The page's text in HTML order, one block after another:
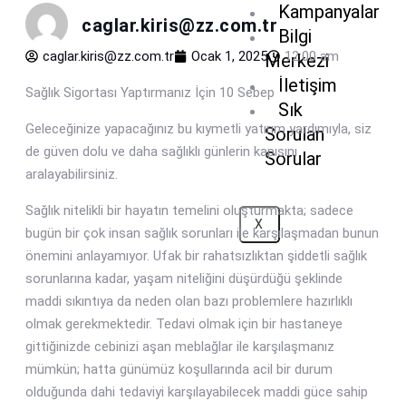
Kampanyalar
Bilgi
Merkezi
İletişim
Sık
Sorulan
Sorular
X
caglar.kiris@zz.com.tr
caglar.kiris@zz.com.tr Ocak 1, 2025 12:00 am
Sağlık Sigortası Yaptırmanız İçin 10 Sebep
Geleceğinize yapacağınız bu kıymetli yatırım yardımıyla, siz
de güven dolu ve daha sağlıklı günlerin kapısını
aralayabilirsiniz.
Sağlık nitelikli bir hayatın temelini oluşturmakta; sadece
bugün bir çok insan sağlık sorunları ile karşılaşmadan bunun
önemini anlayamıyor. Ufak bir rahatsızlıktan şiddetli sağlık
sorunlarına kadar, yaşam niteliğini düşürdüğü şeklinde
maddi sıkıntıya da neden olan bazı problemlere hazırlıklı
olmak gerekmektedir. Tedavi olmak için bir hastaneye
gittiğinizde cebinizi aşan meblağlar ile karşılaşmanız
mümkün; hatta günümüz koşullarında acil bir durum
olduğunda dahi tedaviyi karşılayabilecek maddi güce sahip